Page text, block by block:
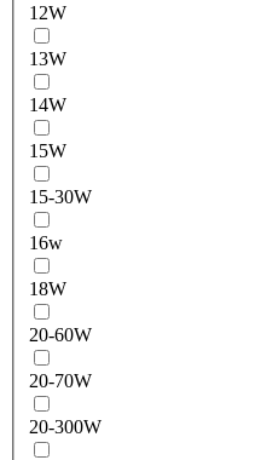
12W
13W
14W
15W
15-30W
16w
18W
20-60W
20-70W
20-300W